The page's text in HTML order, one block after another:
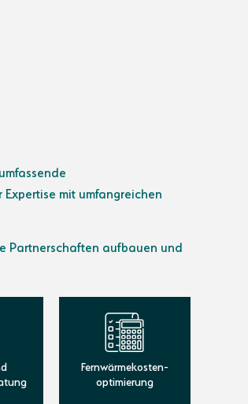
mit umfangreichen
Partnerschaften aufbauen und
Fernwärmekosten-
optimierung